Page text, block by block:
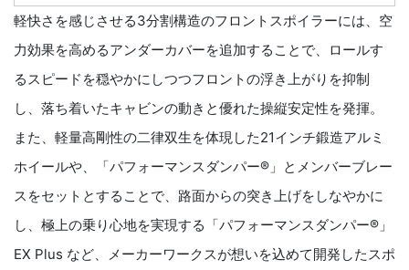
軽快さを感じさせる3分割構造のフロントスポイラーには、空
力効果を高めるアンダーカバーを追加することで、ロールす
るスピードを穏やかにしつつフロントの浮き上がりを抑制
し、落ち着いたキャビンの動きと優れた操縦安定性を発揮。
また、軽量高剛性の二律双生を体現した21インチ鍛造アルミ
ホイールや、「パフォーマンスダンパー®」とメンバーブレー
スをセットとすることで、路面からの突き上げをしなやかに
し、極上の乗り心地を実現する「パフォーマンスダンパー®」
EX Plus など、メーカーワークスが想いを込めて開発したスポ